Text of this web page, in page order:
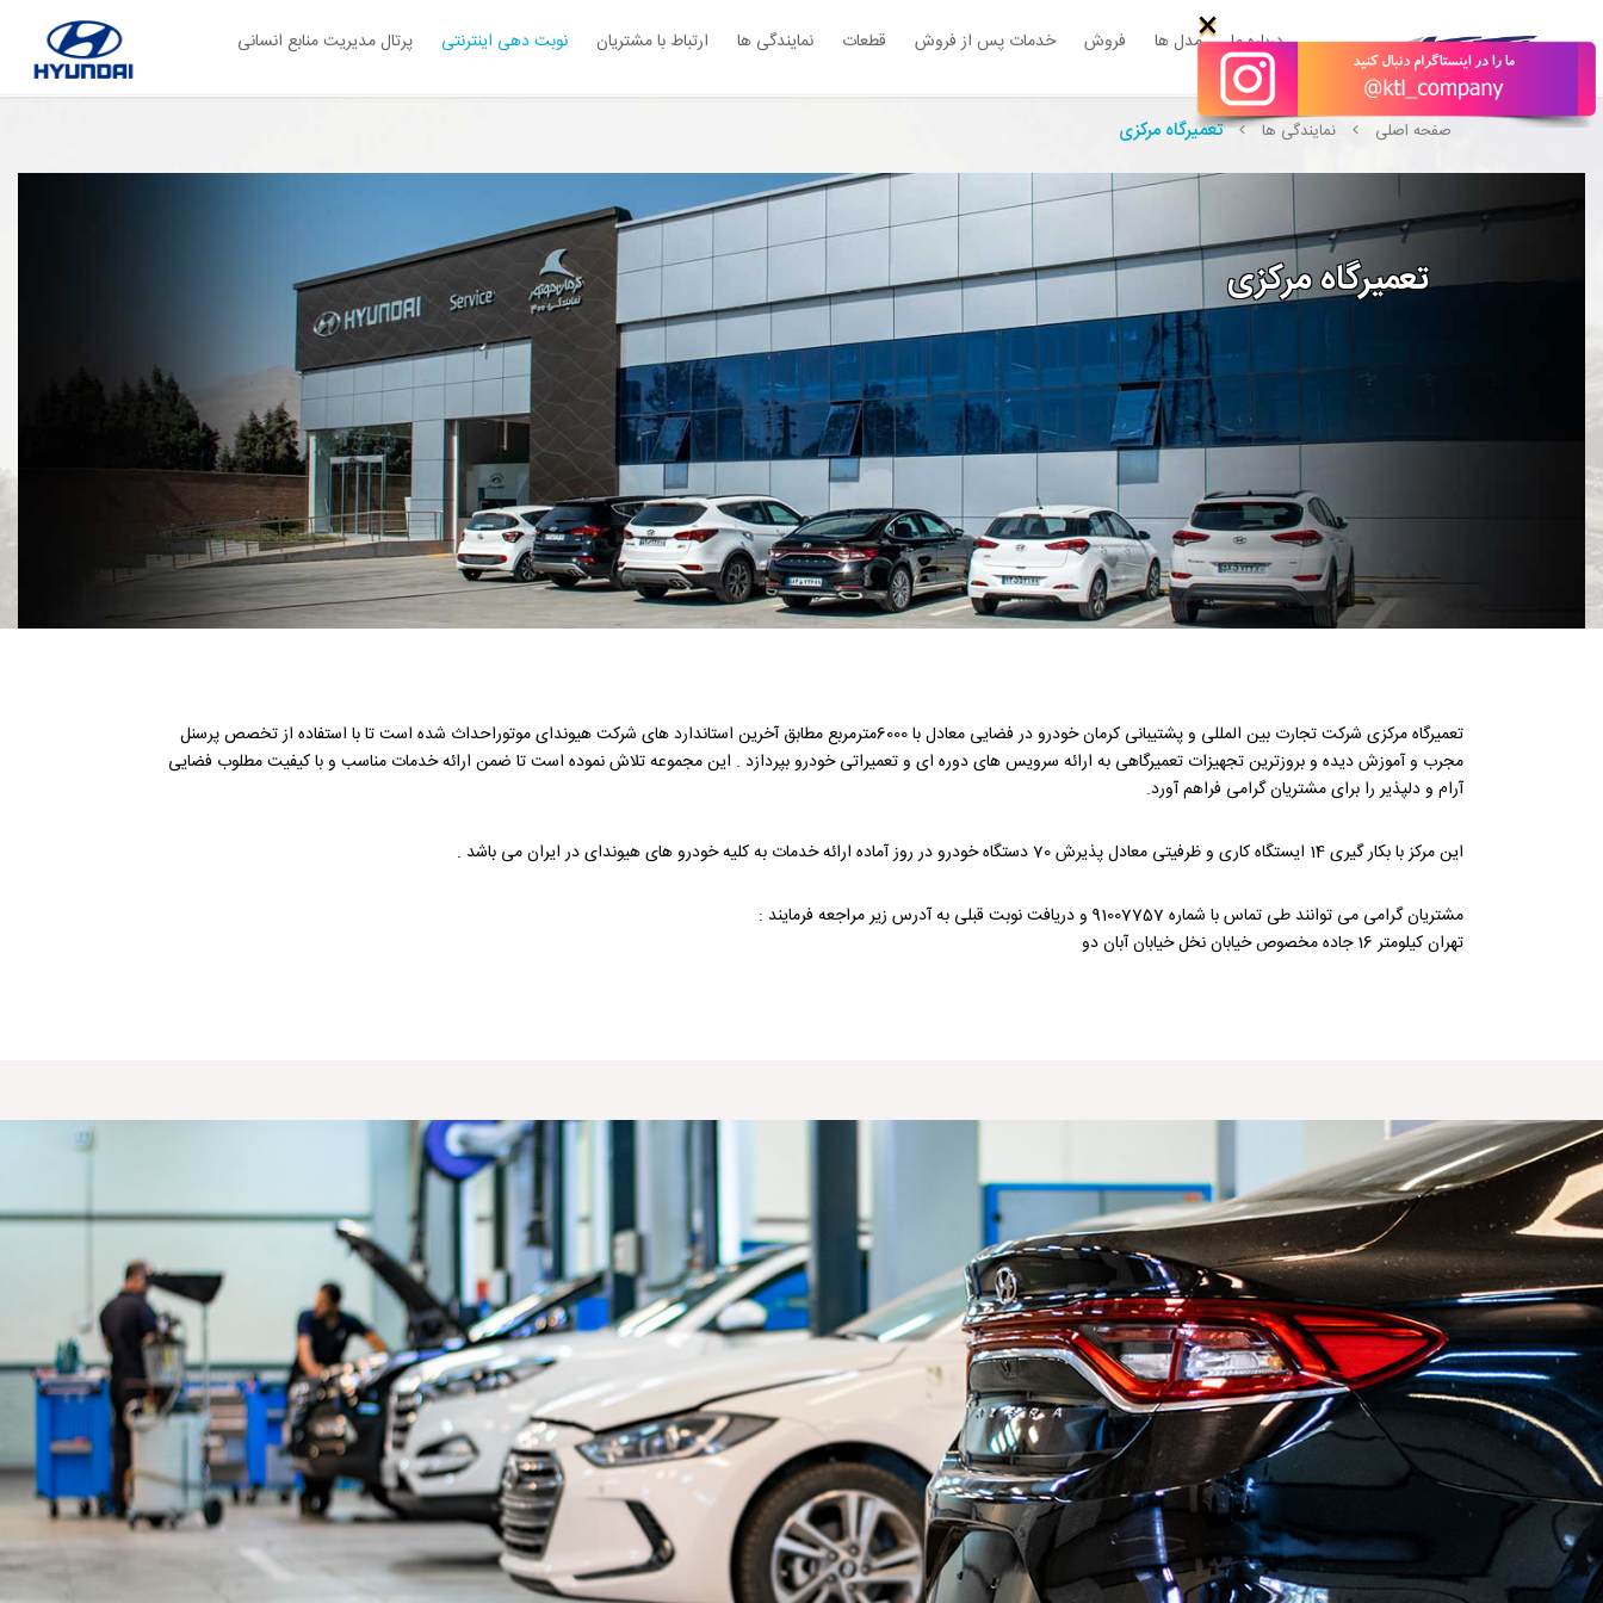
درباره ما مدل ها فروش خدمات پس از فروش قطعات نمایندگی ها ارتباط با مشتریان نوبت دهی اینترنتی پرتال مدیریت منابع انسانی ×
صفحه اصلی نمایندگی ها تعمیرگاه مرکزی
تعمیرگاه مرکزی
تعمیرگاه مرکزی شرکت تجارت بین المللی و پشتیبانی کرمان خودرو در فضایی معادل با 6000مترمربع مطابق آخرین استاندارد های شركت هیوندای موتوراحداث شده است تا با استفاده از تخصص پرسنل
مجرب و آموزش دیده و بروزترین تجهیزات تعمیرگاهی به ارائه سرویس های دوره ای و تعمیراتی خودرو بپردازد . این مجموعه تلاش نموده است تا ضمن ارائه خدمات مناسب و با کیفیت مطلوب فضایی
آرام و دلپذیر را برای مشتریان گرامی فراهم آورد.
این مرکز با بکار گیری 14 ایستگاه کاری و ظرفیتی معادل پذیرش 70 دستگاه خودرو در روز آماده ارائه خدمات به کلیه خودرو های هیوندای در ایران می باشد .
مشتریان گرامی می توانند طی تماس با شماره 91007757 و دریافت نوبت قبلی به آدرس زیر مراجعه فرمایند :
تهران کیلومتر 16 جاده مخصوص خیابان نخل خیابان آبان دو